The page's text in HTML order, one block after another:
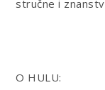
stručne i
O HULU: